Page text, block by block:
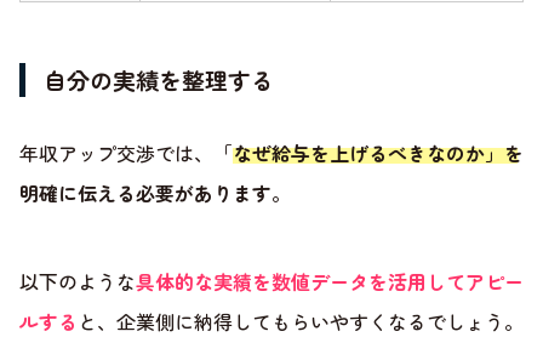
自分の実績を整理する
年収アップ交渉では、「なぜ給与を上げるべきなのか」を
明確に伝える必要があります。
以下のような具体的な実績を数値データを活用してアピー
ルする と、企業側に納得してもらいやすくなるでしょう。